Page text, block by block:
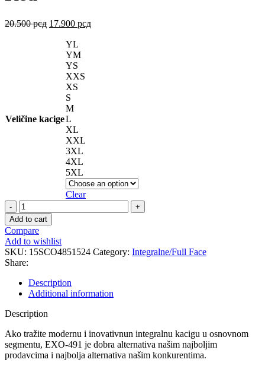
20.500рсд 17.900 рсд
Veličine kacige
YL
YM
YS
XXS
XS
S
M
L
XL
XXL
3XL
4XL
5XL
Clear
EXO-
491
SPECTOR
Black
Red
quantity
Add to cart
Compare
Add to wishlist
SKU: 15SCO4851524 Category: Integralne/Full Face
Share:
Description
Additional information
Description
Ako tražite modernu i inovativnun integralnu kacigu u osnovnom
segmentu, EXO-491 je dobra alternativa našim najboljim
prodavcima i najbolja alternativa našim konkurentima.